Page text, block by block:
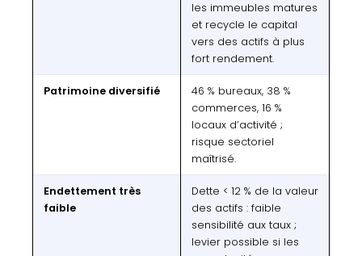
les immeubles matures
et recycle le capital
vers des actifs à plus
fort rendement.
Patrimoine diversifié
46 % bureaux, 38 %
commerces, 16 %
locaux d’activité ;
risque sectoriel
maîtrisé.
Endettement très
faible
Dette < 12 % de la valeur
des actifs : faible
sensibilité aux taux ;
levier possible si les